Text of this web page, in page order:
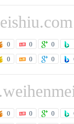
0 0 0
0 0 0
0 0 0